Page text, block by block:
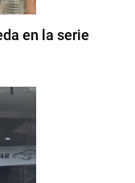
en la serie